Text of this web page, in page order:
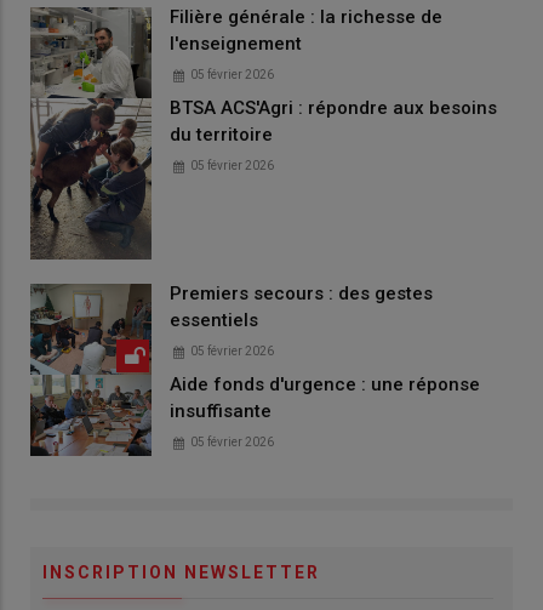
Filière générale : la richesse de
l'enseignement
05 février 2026
BTSA ACS'Agri : répondre aux besoins
du territoire
05 février 2026
Premiers secours : des gestes
essentiels
05 février 2026
Aide fonds d'urgence : une réponse
insuffisante
05 février 2026
INSCRIPTION NEWSLETTER